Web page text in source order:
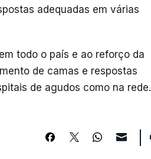
adequadas em várias
todo o país e ao reforço da
de camas e respostas
de agudos como na rede.